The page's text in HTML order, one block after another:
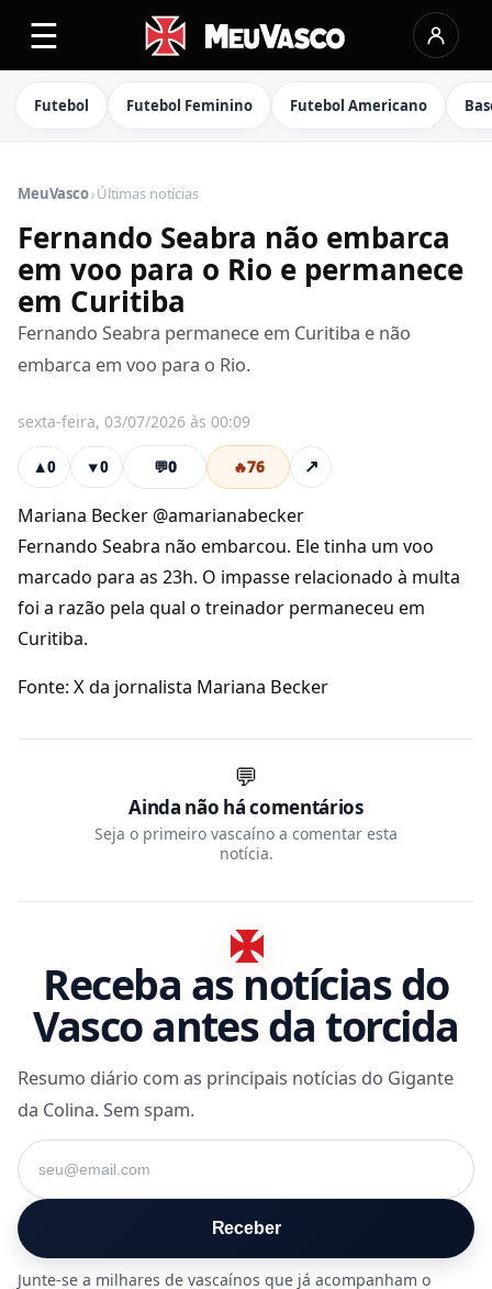
☰
Futebol Futebol Feminino Futebol Americano
MeuVasco›Últimas notícias
Fernando Seabra não embarca
em voo para o Rio e permanece
em Curitiba
Fernando Seabra permanece em Curitiba e não
embarca em voo para o Rio.
sexta-feira, 03/07/2026 às 00:09
▲0 ▼0 💬0 🔥76 ↗
Mariana Becker @amarianabecker
Fernando Seabra não embarcou. Ele tinha um voo
marcado para as 23h. O impasse relacionado à multa
foi a razão pela qual o treinador permaneceu em
Curitiba.
Fonte: X da jornalista Mariana Becker
💬
Ainda não há comentários
Seja o primeiro vascaíno a comentar esta
notícia.
Receba as notícias do
Vasco antes da torcida
Resumo diário com as principais notícias do Gigante
da Colina. Sem spam.
Seu e-mail
Receber